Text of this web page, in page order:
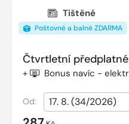
Tištěné
Poštovné a balné ZDARMA
Čtvrtletní předplatné
+ Bonus navíc -
Od: